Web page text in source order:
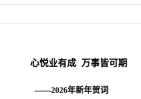
心悦业有成 万事皆可期
——2026年新年贺词